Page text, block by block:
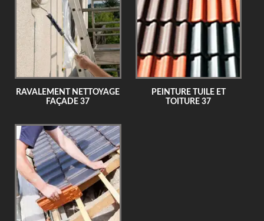
RAVALEMENT NETTOYAGE
FAÇADE 37
PEINTURE TUILE ET
TOITURE 37